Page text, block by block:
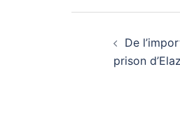
De
prison